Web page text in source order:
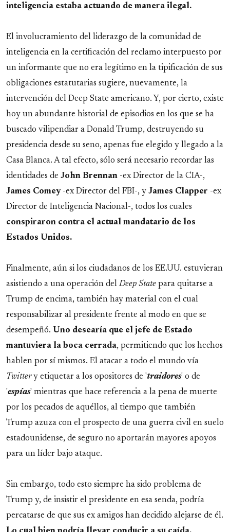
inteligencia estaba actuando de manera ilegal.
El involucramiento del liderazgo de la comunidad de
inteligencia en la certificación del reclamo interpuesto por
un informante que no era legítimo en la tipificación de sus
obligaciones estatutarias sugiere, nuevamente, la
intervención del Deep State americano. Y, por cierto, existe
hoy un abundante historial de episodios en los que se ha
buscado vilipendiar a Donald Trump, destruyendo su
presidencia desde su seno, apenas fue elegido y llegado a la
Casa Blanca. A tal efecto, sólo será necesario recordar las
identidades de John Brennan -ex Director de la CIA-,
James Comey-ex Director del FBI-, y James Clapper -ex
Director de Inteligencia Nacional-, todos los cuales
conspiraron contra el actual mandatario de los
Estados Unidos.
Finalmente, aún si los ciudadanos de los EE.UU. estuvieran
asistiendo a una operación del Deep State para quitarse a
Trump de encima, también hay material con el cual
responsabilizar al presidente frente al modo en que se
desempeñó. Uno desearía que el jefe de Estado
mantuviera la boca cerrada, permitiendo que los hechos
hablen por sí mismos. El atacar a todo el mundo vía
Twittery etiquetar a los opositores de 'traidores' o de
'espías' mientras que hace referencia a la pena de muerte
por los pecados de aquéllos, al tiempo que también
Trump azuza con el prospecto de una guerra civil en suelo
estadounidense, de seguro no aportarán mayores apoyos
para un líder bajo ataque.
Sin embargo, todo esto siempre ha sido problema de
Trump y, de insistir el presidente en esa senda, podría
percatarse de que sus ex amigos han decidido alejarse de él.